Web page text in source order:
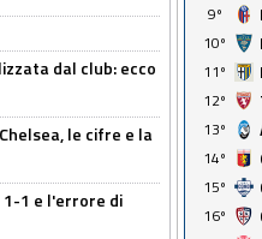
dal club: ecco
le cifre e la
1 e l'errore di
9º
10º
11º
12º
13º
14º
15º
16º